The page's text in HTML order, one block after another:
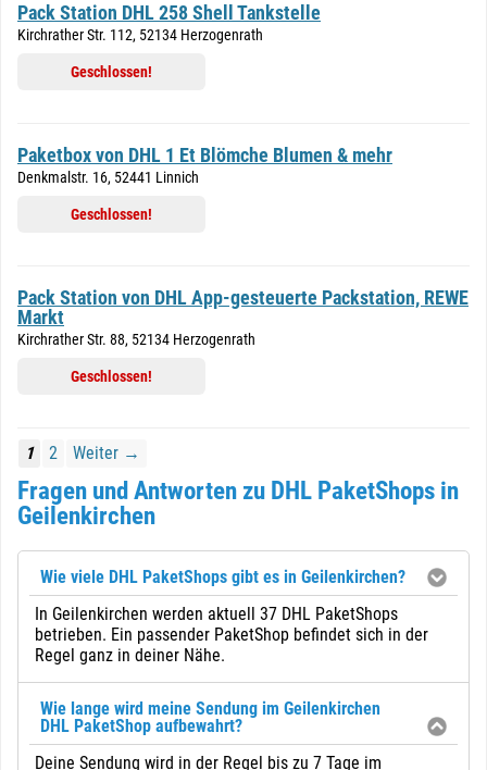
Pack Station DHL 258 Shell Tankstelle
Kirchrather Str. 112, 52134 Herzogenrath
Geschlossen!
Paketbox von DHL 1 Et Blömche Blumen & mehr
Denkmalstr. 16, 52441 Linnich
Geschlossen!
Pack Station von DHL App-gesteuerte Packstation, REWE
Markt
Kirchrather Str. 88, 52134 Herzogenrath
Geschlossen!
1 2 Weiter →
Fragen und Antworten zu DHL PaketShops in
Geilenkirchen
Wie viele DHL PaketShops gibt es in Geilenkirchen?
In Geilenkirchen werden aktuell 37 DHL PaketShops
betrieben. Ein passender PaketShop befindet sich in der
Regel ganz in deiner Nähe.
Wie lange wird meine Sendung im Geilenkirchen
DHL PaketShop aufbewahrt?
Deine Sendung wird in der Regel bis zu 7 Tage im